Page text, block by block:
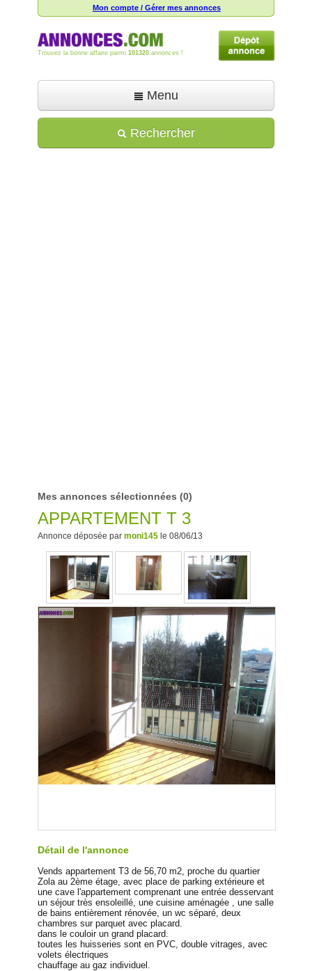
Mon compte / Gérer mes annonces
Trouvez la bonne affaire parmi 101320 annonces !
Menu
Déposer une annonce
Rechercher
Mes annonces sélectionnées (0)
APPARTEMENT T 3
Annonce déposée par moni145 le 08/06/13
Détail de l'annonce
Vends appartement T3 de 56,70 m2, proche du quartier
Zola au 2ème étage, avec place de parking extérieure et
une cave l'appartement comprenant une entrée desservant
un séjour très ensoleillé, une cuisine aménagée , une salle
de bains entièrement rénovée, un wc séparé, deux
chambres sur parquet avec placard.
dans le couloir un grand placard.
toutes les huisseries sont en PVC, double vitrages, avec
volets électriques
chauffage au gaz individuel.